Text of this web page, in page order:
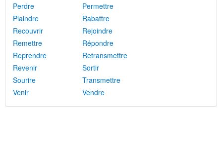
Perdre
Permettre
Plaindre
Rabattre
Recouvrir
Rejoindre
Remettre
Répondre
Reprendre
Retransmettre
Revenir
Sortir
Sourire
Transmettre
Venir
Vendre